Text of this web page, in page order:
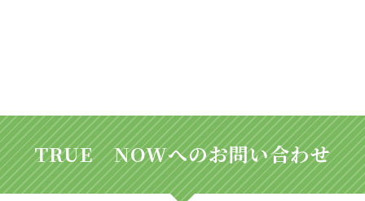
TRUE NOWへのお問い合わせ